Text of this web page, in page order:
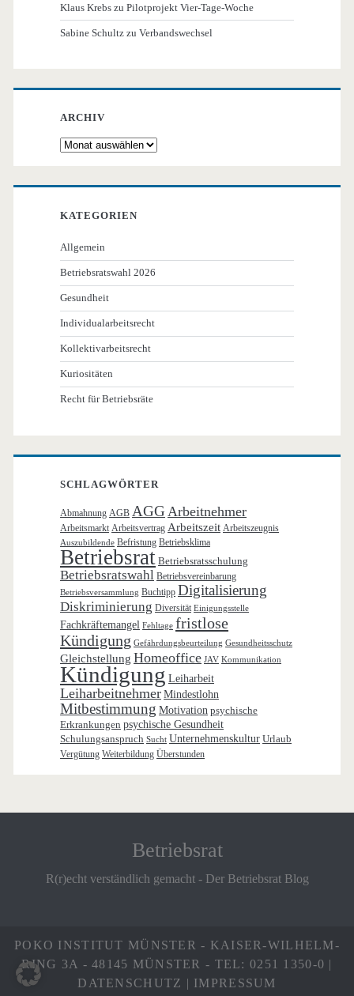
Klaus Krebs zuPilotprojekt Vier-Tage-Woche
Sabine Schultz zuVerbandswechsel
ARCHIV
Archiv
KATEGORIEN
Allgemein
Betriebsratswahl 2026
Gesundheit
Individualarbeitsrecht
Kollektivarbeitsrecht
Kuriositäten
Recht für Betriebsräte
SCHLAGWÖRTER
Abmahnung AGB AGG Arbeitnehmer
Arbeitsmarkt Arbeitsvertrag Arbeitszeit Arbeitszeugnis
Auszubildende Befristung Betriebsklima
Betriebsrat Betriebsratsschulung
Betriebsratswahl Betriebsvereinbarung
Betriebsversammlung Buchtipp Digitalisierung
Diskriminierung Diversität Einigungsstelle
Fachkräftemangel Fehltage fristlose
Kündigung Gefährdungsbeurteilung Gesundheitsschutz
Gleichstellung Homeoffice JAV Kommunikation
Kündigung Leiharbeit
Leiharbeitnehmer Mindestlohn
Mitbestimmung Motivation psychische
Erkrankungen psychische Gesundheit
Schulungsanspruch Sucht Unternehmenskultur Urlaub
Vergütung Weiterbildung Überstunden
Betriebsrat
R(r)echt verständlich gemacht - Der Betriebsrat Blog
POKO INSTITUT MÜNSTER - KAISER-WILHELM-
RING 3A - 48145 MÜNSTER - TEL: 0251 1350-0 |
DATENSCHUTZ | IMPRESSUM